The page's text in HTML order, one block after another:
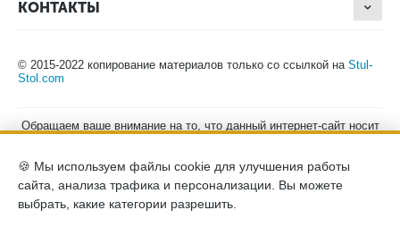
КОНТАКТЫ
© 2015-2022 копирование материалов только со ссылкой на Stul-
Stol.com
Обращаем ваше внимание на то, что данный интернет-сайт носит
положениями Статьи 437 (2) Гражданского кодекса Российской
Федерации. Для получения подробной информации о наличии и
стоимости указанных товаров, пожалуйста, обращайтесь к
менеджерам компании по телефону.
🍪 Мы используем файлы cookie для улучшения работы
сайта, анализа трафика и персонализации. Вы можете
выбрать, какие категории разрешить.